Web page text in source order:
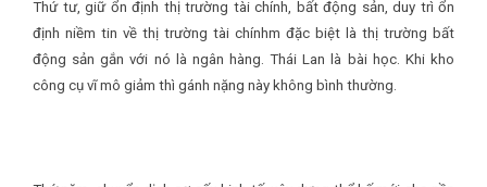
Thứ tư, giữ ổn định thị trường tài chính, bất động sản, duy trì ổn
định niềm tin về thị trường tài chínhm đặc biệt là thị trường bất
động sản gắn với nó là ngân hàng. Thái Lan là bài học. Khi kho
công cụ vĩ mô giảm thì gánh nặng này không bình thường.